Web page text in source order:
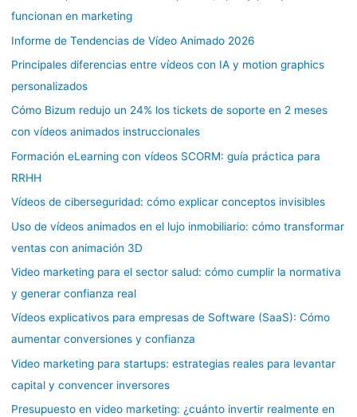
funcionan en marketing
Informe de Tendencias de Vídeo Animado 2026
Principales diferencias entre vídeos con IA y motion graphics
personalizados
Cómo Bizum redujo un 24% los tickets de soporte en 2 meses
con vídeos animados instruccionales
Formación eLearning con vídeos SCORM: guía práctica para
RRHH
Vídeos de ciberseguridad: cómo explicar conceptos invisibles
Uso de vídeos animados en el lujo inmobiliario: cómo transformar
ventas con animación 3D
Video marketing para el sector salud: cómo cumplir la normativa
y generar confianza real
Vídeos explicativos para empresas de Software (SaaS): Cómo
aumentar conversiones y confianza
Video marketing para startups: estrategias reales para levantar
capital y convencer inversores
Presupuesto en video marketing: ¿cuánto invertir realmente en